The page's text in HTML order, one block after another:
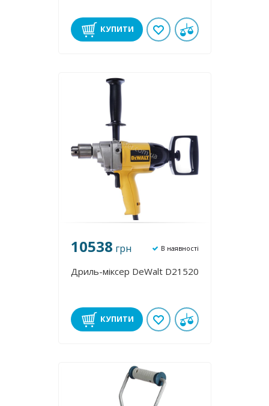
КУПИТИ
10538 грн В наявності
Дриль-міксер DeWalt D21520
КУПИТИ